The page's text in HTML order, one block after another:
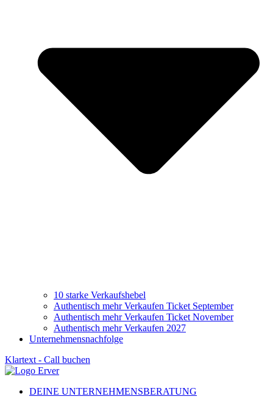
10 starke Verkaufshebel
Authentisch mehr Verkaufen Ticket September
Authentisch mehr Verkaufen Ticket November
Authentisch mehr Verkaufen 2027
Unternehmensnachfolge
Klartext - Call buchen
DEINE UNTERNEHMENSBERATUNG